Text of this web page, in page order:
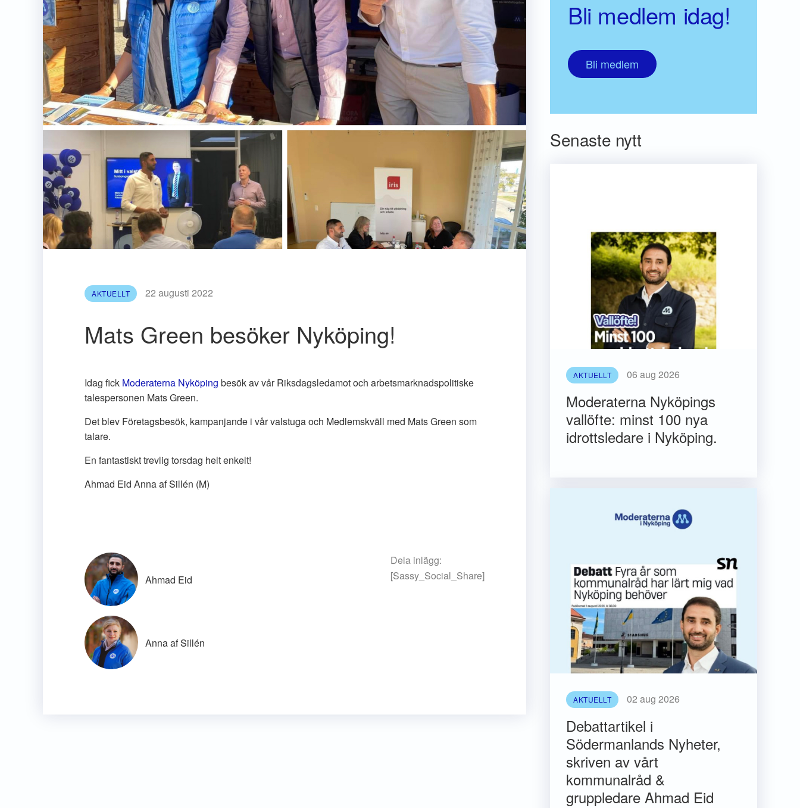
AKTUELLT 22 augusti 2022
Mats Green besöker Nyköping!
Idag fick Moderaterna Nyköping besök av vår Riksdagsledamot och arbetsmarknadspolitiske
talespersonen Mats Green.
Det blev Företagsbesök, kampanjande i vår valstuga och Medlemskväll med Mats Green som
talare.
En fantastiskt trevlig torsdag helt enkelt!
Ahmad Eid Anna af Sillén (M)
Ahmad Eid
Anna af Sillén
Dela inlägg:
[Sassy_Social_Share]
Bli medlem idag!
Bli medlem
Senaste nytt
AKTUELLT 06 aug 2026
Moderaterna Nyköpings
vallöfte: minst 100 nya
idrottsledare i Nyköping.
AKTUELLT 02 aug 2026
Debattartikel i
Södermanlands Nyheter,
skriven av vårt
kommunalråd &
gruppledare Ahmad Eid